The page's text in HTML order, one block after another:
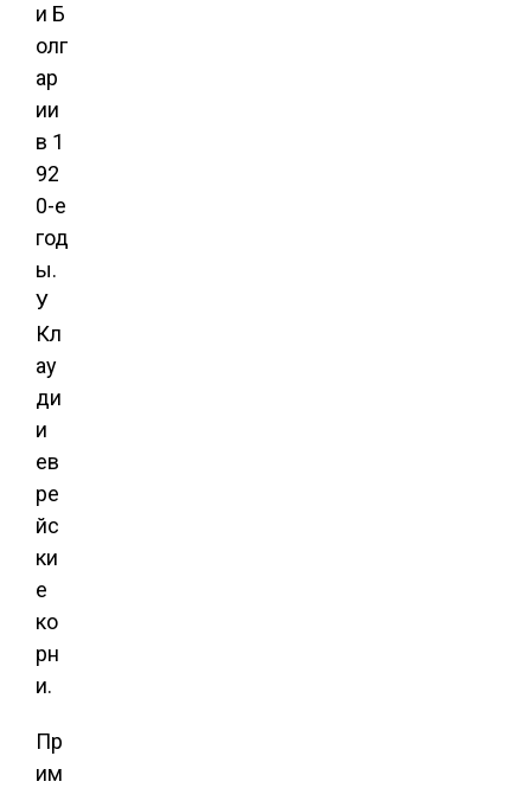
и Б
олг
ар
ии
в 1
92
0-е
год
ы.
У
Кл
ау
ди
и
ев
ре
йс
ки
е
ко
рн
и.
Пр
им